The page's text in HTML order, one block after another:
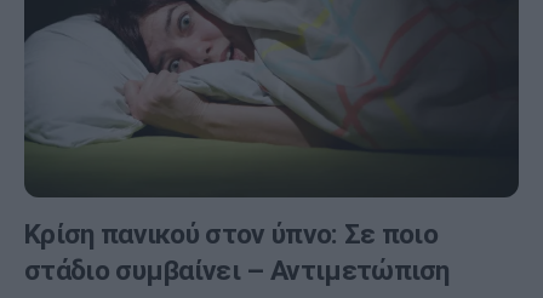
Κρίση πανικού στον ύπνο: Σε ποιο
στάδιο συμβαίνει – Αντιμετώπιση